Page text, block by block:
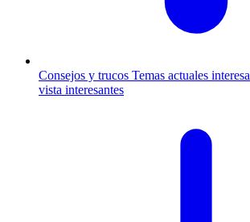
Consejos y trucos Temas actuales
vista interesantes